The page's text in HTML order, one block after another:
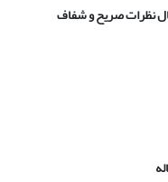
نظرات صریح و شفاف